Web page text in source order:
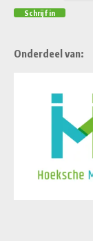
Onderdeel van: